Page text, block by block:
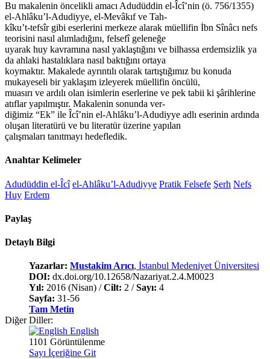
Bu makalenin öncelikli amacı Adudüddin el-Îcî’nin (ö. 756/1355)
el-Ahlâku’l-Adudiyye, el-Mevâkıf ve Tah-
kîku’t-tefsîr gibi eserlerini merkeze alarak müellifin İbn Sînâcı nefs
teorisini nasıl alımladığını, felsefî geleneğe
uyarak huy kavramına nasıl yaklaştığını ve bilhassa erdemsizlik ya
da ahlaki hastalıklara nasıl baktığını ortaya
koymaktır. Makalede ayrıntılı olarak tartıştığımız bu konuda
mukayeseli bir yaklaşım izleyerek müellifin öncülü,
muasırı ve ardılı olan isimlerin eserlerine ve pek tabii ki şârihlerine
atıflar yapılmıştır. Makalenin sonunda ver-
diğimiz “Ek” ile Îcî’nin el-Ahlâku’l-Adudiyye adlı eserinin ardında
oluşan literatürü ve bu literatür üzerine yapılan
çalışmaları tanıtmayı hedefledik.
Anahtar Kelimeler
Adudüddin el-Îcî el-Ahlâku’l-Adudiyye Pratik Felsefe Şerh Nefs
Huy Erdem
Paylaş
Detaylı Bilgi
Yazarlar: Mustakim Arıcı, İstanbul Medeniyet Üniversitesi
DOI: dx.doi.org/10.12658/Nazariyat.2.4.M0023
Yıl: 2016 (Nisan) /Cilt: 2 /Sayı: 4
Sayfa: 31-56
Tam Metin
Diğer Diller:
English
1101 Görüntülenme
Sayı İçeriğine Git